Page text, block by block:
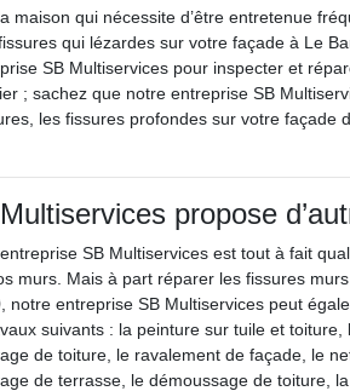
maison qui nécessite d’être entretenue
qui lézardes sur votre façade à Le
SB Multiservices pour inspecter et
; sachez que notre entreprise SB
les fissures profondes sur votre façade
propose
SB Multiservices est tout à fait
murs. Mais à part réparer les fissures
notre entreprise SB Multiservices peut
suivants : la peinture sur tuile et
de toiture, le ravalement de façade, le
de terrasse, le démoussage de toiture,